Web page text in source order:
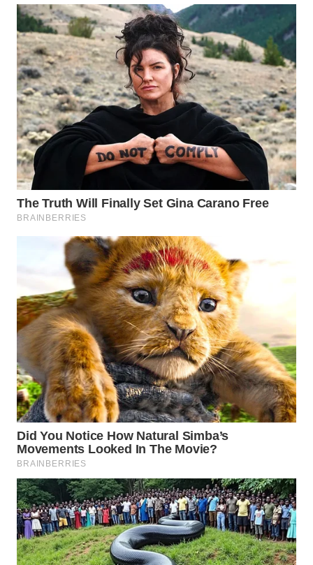
WN
PAKPAK
WN
KARAWANG
WN
BEKASI
TAPANULI
UTARA
WN
SAMOSIR
WN
PADANG
LAWAS
WN
SUMEDANG
WN
CIANJUR